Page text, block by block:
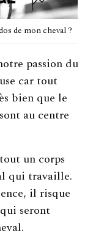
de mon cheval ?
passion du
car tout
bien que le
au centre
un corps
qui travaille.
il risque
seront